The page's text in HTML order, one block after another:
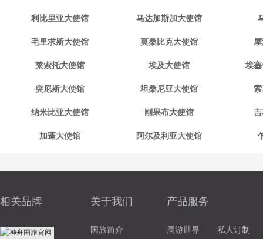
利比里亚大使馆 马达加斯加大使馆
毛里求斯大使馆 莫桑比克大使馆
莱索托大使馆 埃及大使馆 埃
突尼斯大使馆 坦桑尼亚大使馆
纳米比亚大使馆 刚果布大使馆
加蓬大使馆 阿尔及利亚大使馆
相关品牌 关于我们
国旅简介
产品服务
周游世界 私人订制